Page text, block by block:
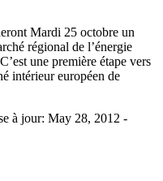
Mardi 25 octobre un
régional de l’énergie
une première étape vers
intérieur européen de
à jour: May 28, 2012 -